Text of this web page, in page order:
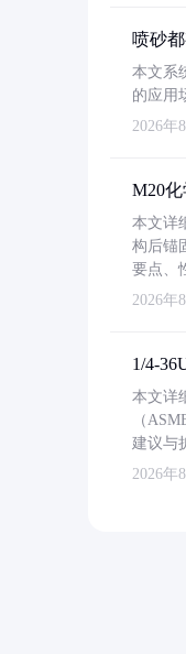
喷砂
本文系
的应用
2026年
M20
本文详
构后锚
要点、
2026年
1/4-
本文详
（
建议与
2026年